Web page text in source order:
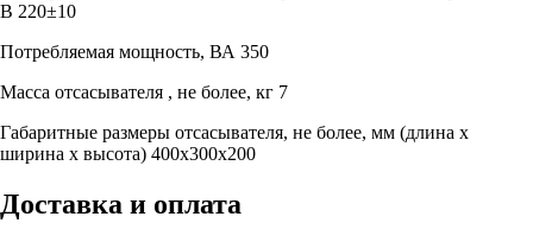
В 220±10
Потребляемая мощность, ВА 350
Масса отсасывателя , не более, кг 7
Габаритные размеры отсасывателя, не более, мм (длина х
ширина х высота) 400х300х200
Доставка и оплата